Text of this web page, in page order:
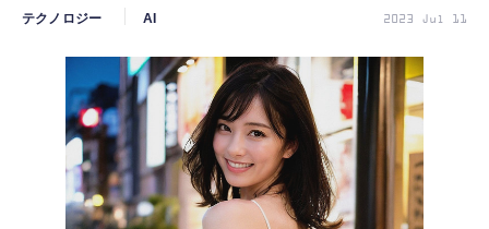
カルチャー
公式ストア
FOLLOW US
テクノロジー AI 2023 Jul 11